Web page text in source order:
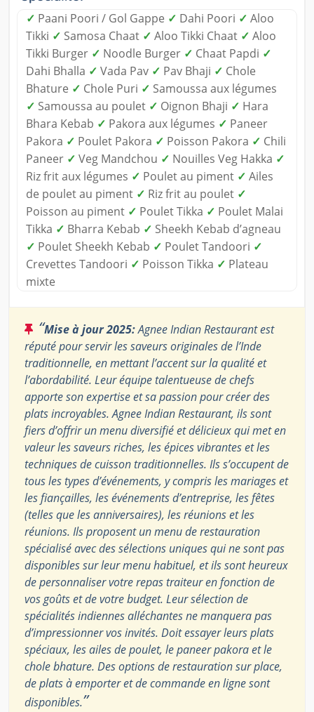
✓ Paani Poori / Gol Gappe ✓ Dahi Poori ✓ Aloo
Tikki ✓ Samosa Chaat ✓ Aloo Tikki Chaat ✓ Aloo
Tikki Burger ✓ Noodle Burger ✓ Chaat Papdi ✓
Dahi Bhalla ✓ Vada Pav ✓ Pav Bhaji ✓ Chole
Bhature ✓ Chole Puri ✓ Samoussa aux légumes
✓ Samoussa au poulet ✓ Oignon Bhaji ✓ Hara
Bhara Kebab ✓ Pakora aux légumes ✓ Paneer
Pakora ✓ Poulet Pakora ✓ Poisson Pakora ✓ Chili
Paneer ✓ Veg Mandchou ✓ Nouilles Veg Hakka ✓
Riz frit aux légumes ✓ Poulet au piment ✓ Ailes
de poulet au piment ✓ Riz frit au poulet ✓
Poisson au piment ✓ Poulet Tikka ✓ Poulet Malai
Tikka ✓ Bharra Kebab ✓ Sheekh Kebab d’agneau
✓ Poulet Sheekh Kebab ✓ Poulet Tandoori ✓
Crevettes Tandoori ✓ Poisson Tikka ✓ Plateau
mixte
“Mise à jour 2025:Agnee Indian Restaurant est
réputé pour servir les saveurs originales de l’Inde
traditionnelle, en mettant l’accent sur la qualité et
l’abordabilité. Leur équipe talentueuse de chefs
apporte son expertise et sa passion pour créer des
plats incroyables. Agnee Indian Restaurant, ils sont
fiers d’offrir un menu diversifié et délicieux qui met en
valeur les saveurs riches, les épices vibrantes et les
techniques de cuisson traditionnelles. Ils s’occupent de
tous les types d’événements, y compris les mariages et
les fiançailles, les événements d’entreprise, les fêtes
(telles que les anniversaires), les réunions et les
réunions. Ils proposent un menu de restauration
spécialisé avec des sélections uniques qui ne sont pas
disponibles sur leur menu habituel, et ils sont heureux
de personnaliser votre repas traiteur en fonction de
vos goûts et de votre budget. Leur sélection de
spécialités indiennes alléchantes ne manquera pas
d’impressionner vos invités. Doit essayer leurs plats
spéciaux, les ailes de poulet, le paneer pakora et le
chole bhature. Des options de restauration sur place,
de plats à emporter et de commande en ligne sont
disponibles.”